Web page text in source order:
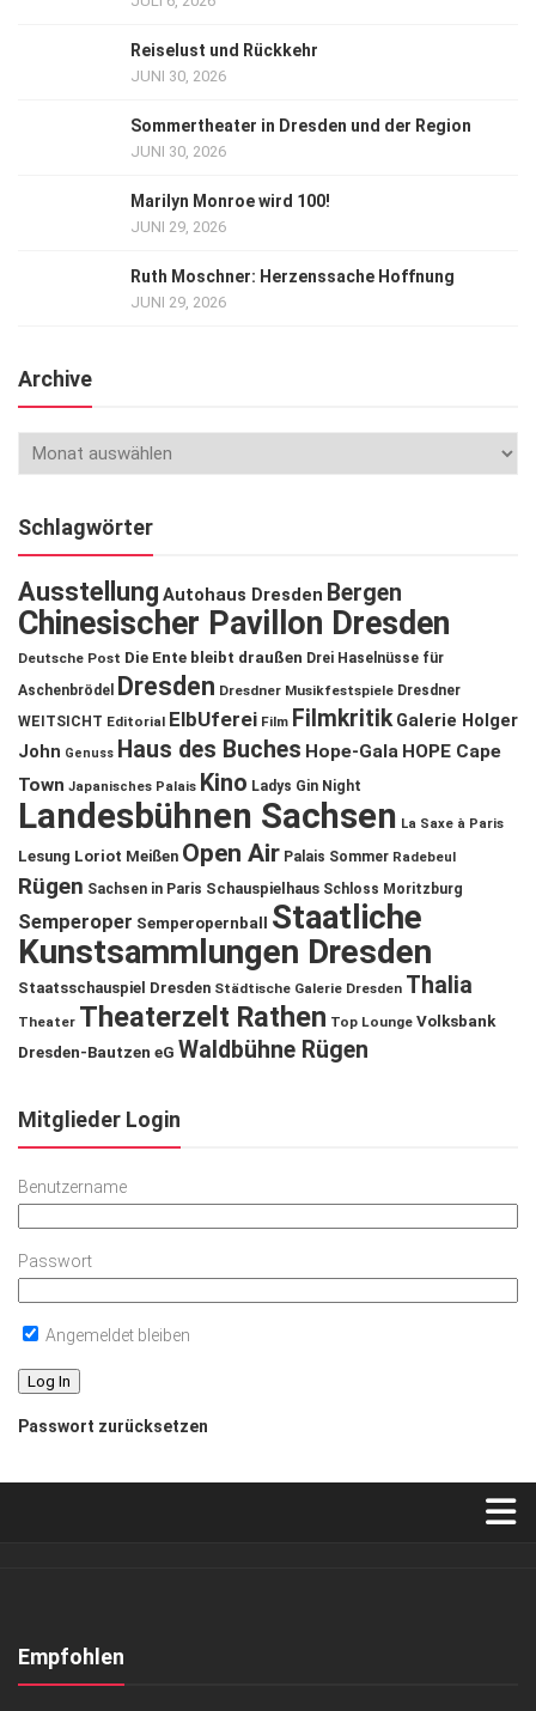
Reiselust und Rückkehr
JUNI 30, 2026
Sommertheater in Dresden und der Region
JUNI 30, 2026
Marilyn Monroe wird 100!
JUNI 29, 2026
Ruth Moschner: Herzenssache Hoffnung
JUNI 29, 2026
Archive
Schlagwörter
Ausstellung Autohaus Dresden Bergen
Chinesischer Pavillon Dresden
Deutsche Post Die Ente bleibt draußen Drei Haselnüsse für
Aschenbrödel Dresden Dresdner Musikfestspiele Dresdner
WEITSICHT Editorial ElbUferei Film Filmkritik Galerie Holger
John Genuss Haus des Buches Hope-Gala HOPE Cape
Town Japanisches Palais Kino Ladys Gin Night
Landesbühnen Sachsen La Saxe à Paris
Lesung Loriot Meißen Open Air Palais Sommer Radebeul
Rügen Sachsen in Paris Schauspielhaus Schloss Moritzburg
Semperoper Semperopernball
Staatliche
Kunstsammlungen Dresden
Staatsschauspiel Dresden Städtische Galerie Dresden Thalia
Theater Theaterzelt Rathen Top Lounge Volksbank
Dresden-Bautzen eG Waldbühne Rügen
Mitglieder Login
Benutzername
Passwort
Angemeldet bleiben
Passwort zurücksetzen
Kontakt, Impressum
Empfohlen